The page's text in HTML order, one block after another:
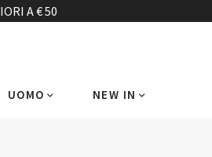
A € 50
UOMO NEW IN